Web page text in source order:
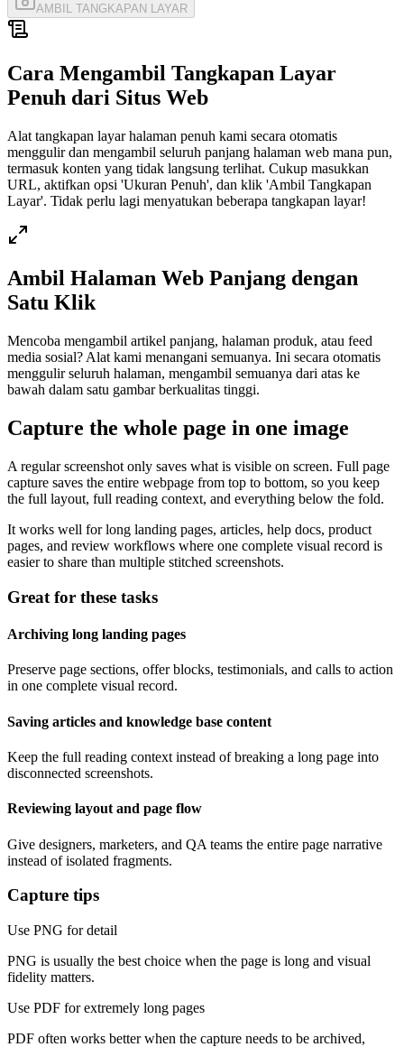
AMBIL TANGKAPAN LAYAR
Cara Mengambil Tangkapan Layar
Penuh dari Situs Web
Alat tangkapan layar halaman penuh kami secara otomatis
menggulir dan mengambil seluruh panjang halaman web mana pun,
termasuk konten yang tidak langsung terlihat. Cukup masukkan
URL, aktifkan opsi 'Ukuran Penuh', dan klik 'Ambil Tangkapan
Layar'. Tidak perlu lagi menyatukan beberapa tangkapan layar!
Ambil Halaman Web Panjang dengan
Satu Klik
Mencoba mengambil artikel panjang, halaman produk, atau feed
media sosial? Alat kami menangani semuanya. Ini secara otomatis
menggulir seluruh halaman, mengambil semuanya dari atas ke
bawah dalam satu gambar berkualitas tinggi.
Capture the whole page in one image
A regular screenshot only saves what is visible on screen. Full page
capture saves the entire webpage from top to bottom, so you keep
the full layout, full reading context, and everything below the fold.
It works well for long landing pages, articles, help docs, product
pages, and review workflows where one complete visual record is
easier to share than multiple stitched screenshots.
Great for these tasks
Archiving long landing pages
Preserve page sections, offer blocks, testimonials, and calls to action
in one complete visual record.
Saving articles and knowledge base content
Keep the full reading context instead of breaking a long page into
disconnected screenshots.
Reviewing layout and page flow
Give designers, marketers, and QA teams the entire page narrative
instead of isolated fragments.
Capture tips
Use PNG for detail
PNG is usually the best choice when the page is long and visual
fidelity matters.
Use PDF for extremely long pages
PDF often works better when the capture needs to be archived,